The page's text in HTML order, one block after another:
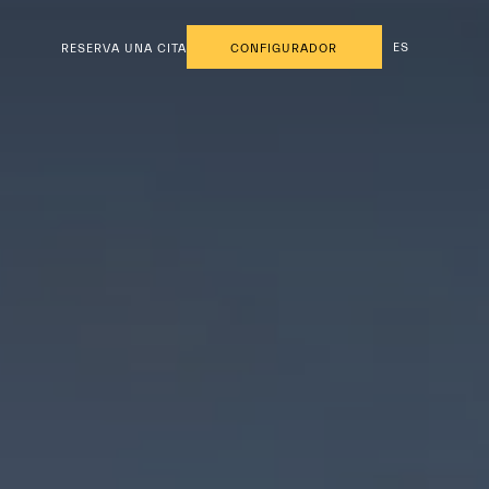
RESERVA UNA CITA CONFIGURADOR ES